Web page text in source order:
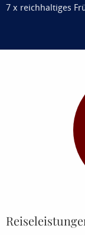
7 x reichhaltiges